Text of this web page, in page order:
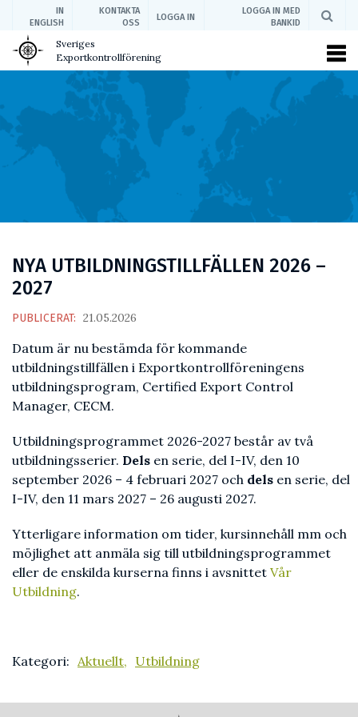
IN
ENGLISH
KONTAKTA
OSS
LOGGA IN
LOGGA IN MED
BANKID
Sveriges
Exportkontrollförening
NYA UTBILDNINGSTILLFÄLLEN 2026 –
2027
PUBLICERAT: 21.05.2026
Datum är nu bestämda för kommande
utbildningstillfällen i Exportkontrollföreningens
utbildningsprogram, Certified Export Control
Manager, CECM.
Utbildningsprogrammet 2026-2027 består av två
utbildningsserier. Dels en serie, del I-IV, den 10
september 2026 – 4 februari 2027 och dels en serie, del
I-IV, den 11 mars 2027 – 26 augusti 2027.
Ytterligare information om tider, kursinnehåll mm och
möjlighet att anmäla sig till utbildningsprogrammet
eller de enskilda kurserna finns i avsnittet Vår
Utbildning.
Kategori: Aktuellt, Utbildning